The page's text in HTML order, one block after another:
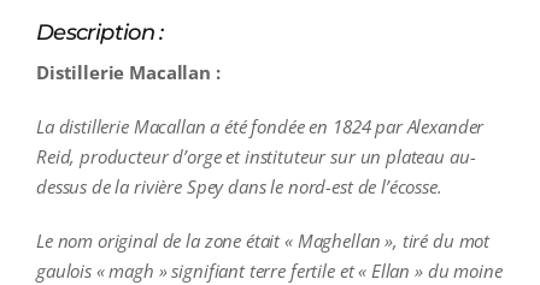
Description :
Distillerie Macallan :
La distillerie Macallan a été fondée en 1824 par Alexander
Reid, producteur d’orge et instituteur sur un plateau au-
dessus de la rivière Spey dans le nord-est de l’écosse.
Le nom original de la zone était « Maghellan », tiré du mot
gaulois « magh » signifiant terre fertile et « Ellan » du moine